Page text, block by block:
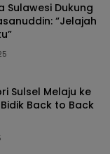
Sulawesi Dukung
“Jelajah
Sulsel Melaju ke
Back to Back